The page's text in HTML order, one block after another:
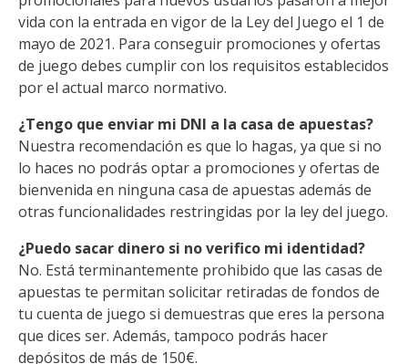
vida con la entrada en vigor de la Ley del Juego el 1 de
mayo de 2021. Para conseguir promociones y ofertas
de juego debes cumplir con los requisitos establecidos
por el actual marco normativo.
¿Tengo que enviar mi DNI a la casa de apuestas?
Nuestra recomendación es que lo hagas, ya que si no
lo haces no podrás optar a promociones y ofertas de
bienvenida en ninguna casa de apuestas además de
otras funcionalidades restringidas por la ley del juego.
¿Puedo sacar dinero si no verifico mi identidad?
No. Está terminantemente prohibido que las casas de
apuestas te permitan solicitar retiradas de fondos de
tu cuenta de juego si demuestras que eres la persona
que dices ser. Además, tampoco podrás hacer
depósitos de más de 150€.